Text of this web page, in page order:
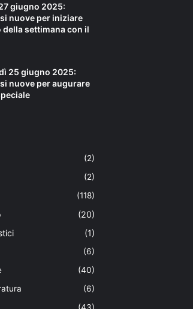
giugno 2025:
nuove per iniziare
della settimana con il
25 giugno 2025:
nuove per augurare
(2)
(2)
(118)
(20)
(1)
(6)
(40)
(6)
(43)